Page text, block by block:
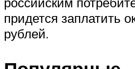
придется заплатить
рублей.